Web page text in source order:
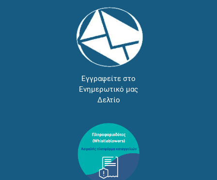
Εγγραφείτε στο
Ενημερωτικό μας
Δελτίο